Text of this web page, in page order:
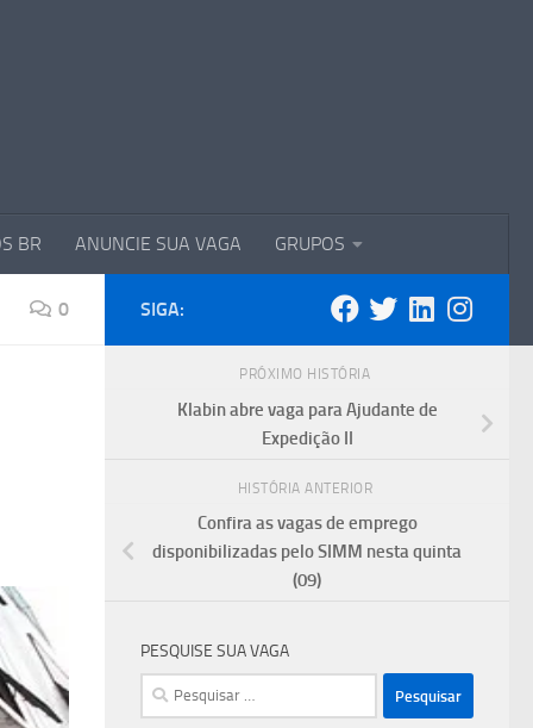
BR ANUNCIE SUA VAGA GRUPOS
0 SIGA:
PRÓXIMO HISTÓRIA
Klabin abre vaga para Ajudante de
Expedição II
HISTÓRIA ANTERIOR
Confira as vagas de emprego
disponibilizadas pelo SIMM nesta quinta
(09)
PESQUISE SUA VAGA
Pesquisar
por: